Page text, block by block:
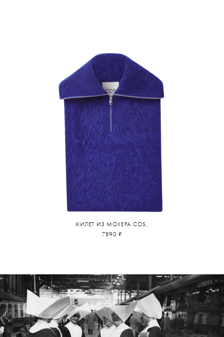
ЖИЛЕТ ИЗ МОХЕРА COS,
7890 ₽